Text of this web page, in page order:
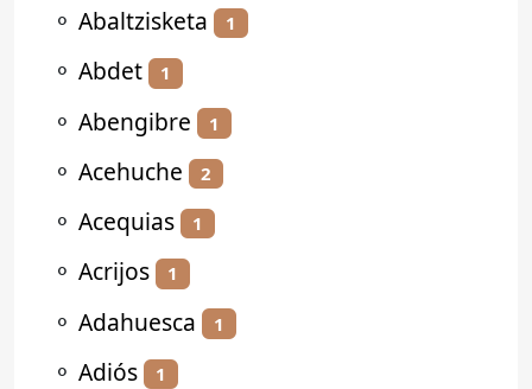
⚬ Abaltzisketa 1
⚬ Abdet 1
⚬ Abengibre 1
⚬ Acehuche 2
⚬ Acequias 1
⚬ Acrijos 1
⚬ Adahuesca 1
⚬ Adiós 1